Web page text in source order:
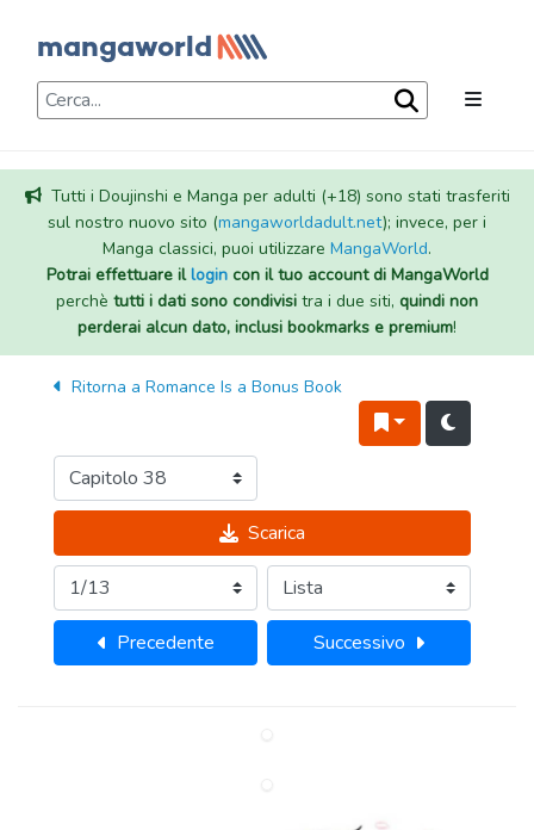
Tutti i Doujinshi e Manga per adulti (+18) sono stati trasferiti
sul nostro nuovo sito (mangaworldadult.net); invece, per i
Manga classici, puoi utilizzare MangaWorld.
Potrai effettuare illogincon il tuo account di MangaWorld
perchè tutti i dati sono condivisi tra i due siti, quindi non
perderai alcun dato, inclusi bookmarks e premium!
Ritorna a Romance Is a Bonus Book
Scarica
Precedente Successivo